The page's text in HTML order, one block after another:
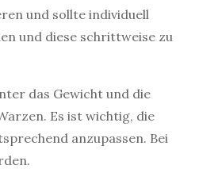
und sollte individuell
und diese schrittweise zu
das Gewicht und die
Es ist wichtig, die
anzupassen. Bei